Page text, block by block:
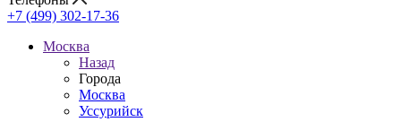
+7 (499) 302-17-36
Москва
Назад
Города
Москва
Уссурийск